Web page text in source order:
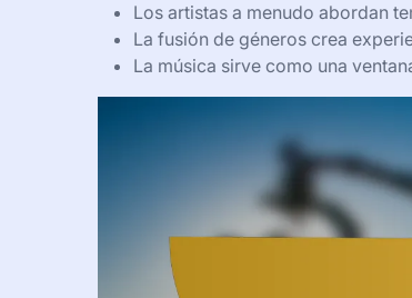
Los artistas a menudo abordan
La fusión de géneros crea
La música sirve como una